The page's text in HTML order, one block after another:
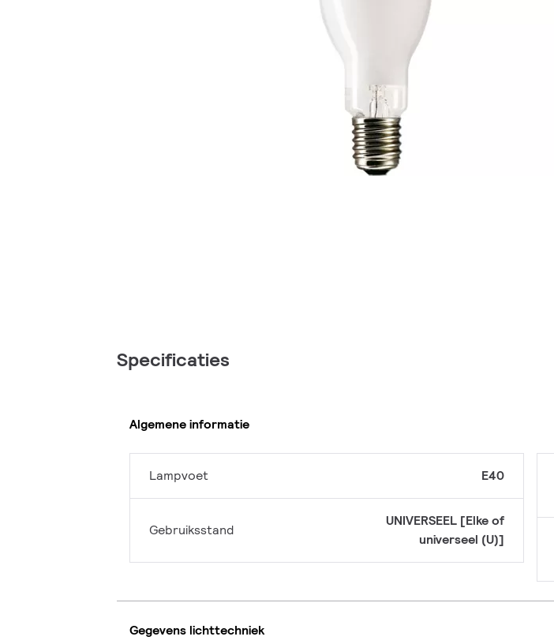
Specificaties
Algemene informatie
Lampvoet E40
Gebruiksstand
UNIVERSEEL [Elke of
universeel (U)]
Gegevens lichttechniek